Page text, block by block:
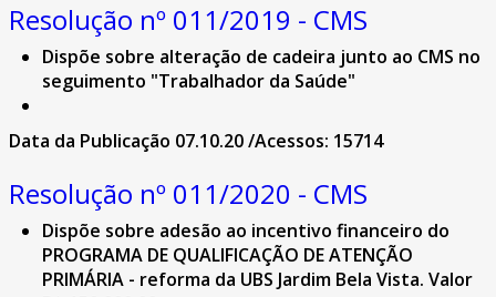
Resolução nº 011/2019 - CMS
Dispõe sobre alteração de cadeira junto ao CMS no
seguimento "Trabalhador da Saúde"
Data da Publicação 07.10.20 /Acessos: 15714
Resolução nº 011/2020 - CMS
Dispõe sobre adesão ao incentivo financeiro do
PROGRAMA DE QUALIFICAÇÃO DE ATENÇÃO
PRIMÁRIA - reforma da UBS Jardim Bela Vista. Valor